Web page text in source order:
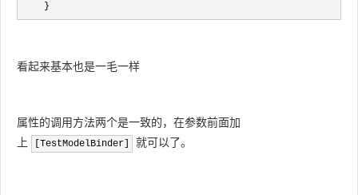
    }
看起来基本也是一毛一样
属性的调用方法两个是一致的，在参数前面加
上
[TestModelBinder] 就可以了。